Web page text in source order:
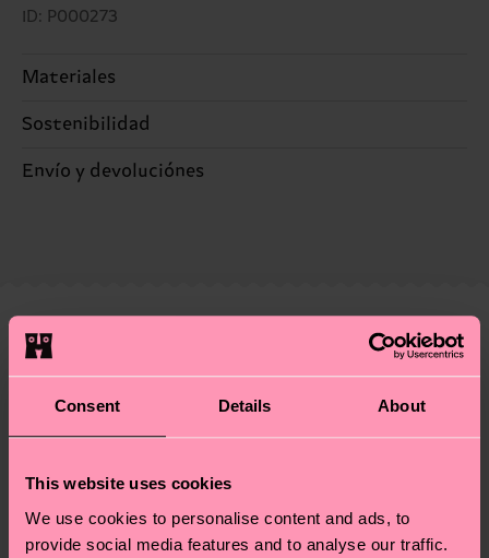
Consent Details About
This website uses cookies
We use cookies to personalise content and ads, to
provide social media features and to analyse our traffic.
ID: P000273
Materiales
88% Algodón, 10% Poliamida, 2% Elastano
Sostenibilidad
La sostenibilidad es mucho más que sellos y
de sostenibilidad.
Envío y devoluciónes
postal local.
nuestra página de
Devoluciones
para ver las
respuestas a las preguntas más frecuentes.
Creemos que te va a encantar Diseños parecidos
Special Edition